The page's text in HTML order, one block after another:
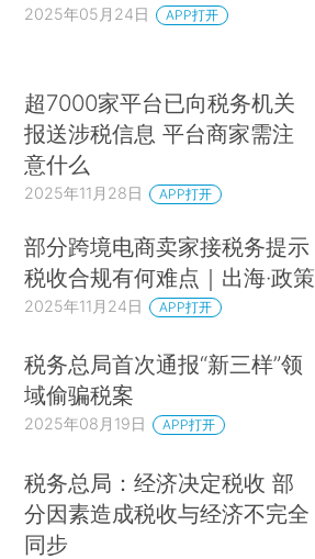
2025年05月24日 APP打开
超7000家平台已向税务机关
报送涉税信息 平台商家需注
意什么
2025年11月28日 APP打开
部分跨境电商卖家接税务提示
税收合规有何难点｜出海·政策
2025年11月24日 APP打开
税务总局首次通报“新三样”领
域偷骗税案
2025年08月19日 APP打开
税务总局：经济决定税收 部
分因素造成税收与经济不完全
同步